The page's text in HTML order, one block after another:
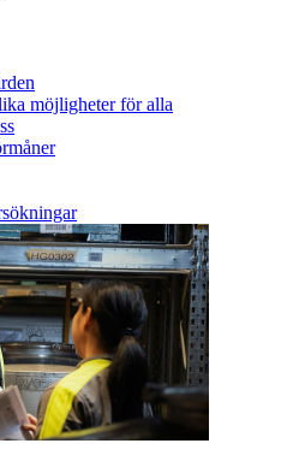
möjligheter för alla